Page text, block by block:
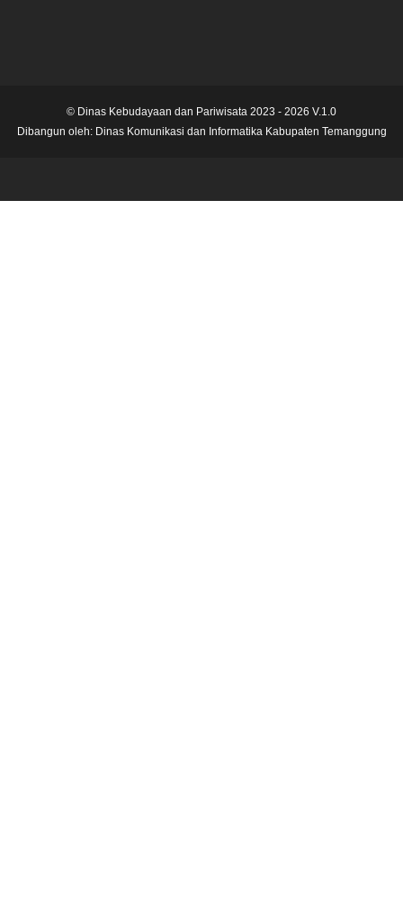
© Dinas Kebudayaan dan Pariwisata 2023 - 2026 V.1.0
Dibangun oleh: Dinas Komunikasi dan Informatika Kabupaten Temanggung